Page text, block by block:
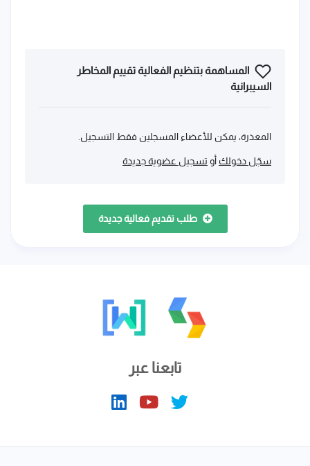
المساهمة بتنظيم الفعالية تقييم المخاطر
السيبرانية
المعذرة، يمكن للأعضاء المسجلين فقط التسجيل.
سجّل دخولك أو تسجيل عضوية جديدة
طلب تقديم فعالية جديدة
تابعنا عبر